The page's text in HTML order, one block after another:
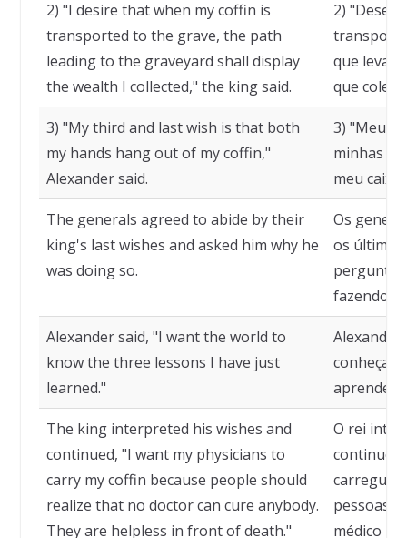
2) "I desire that when my coffin is
transported to the grave, the path
leading to the graveyard shall display
the wealth I collected," the king said.
2)
que leva
que
3) "My third and last wish is that both
my hands hang out of my coffin,"
Alexander said.
3) "Meu
minhas
meu
The generals agreed to abide by their
king's last wishes and asked him why he
was doing so.
Os
os últimos
fazendo
Alexander said, "I want the world to
know the three lessons I have just
learned."
Alexandre
conheça
aprender."
The king interpreted his wishes and
continued, "I want my physicians to
carry my coffin because people should
realize that no doctor can cure anybody.
They are helpless in front of death."
O rei
pessoas
médico